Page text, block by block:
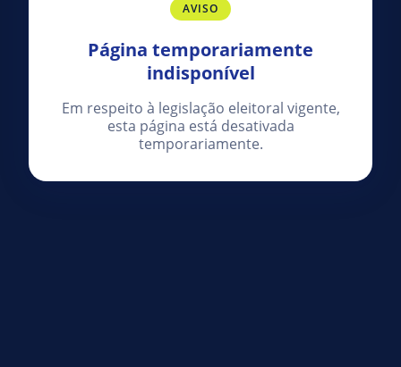
AVISO
Página temporariamente
indisponível
Em respeito à legislação eleitoral vigente,
esta página está desativada
temporariamente.